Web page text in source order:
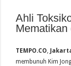
Ahli
TEMPO.CO,
membunuh Kim